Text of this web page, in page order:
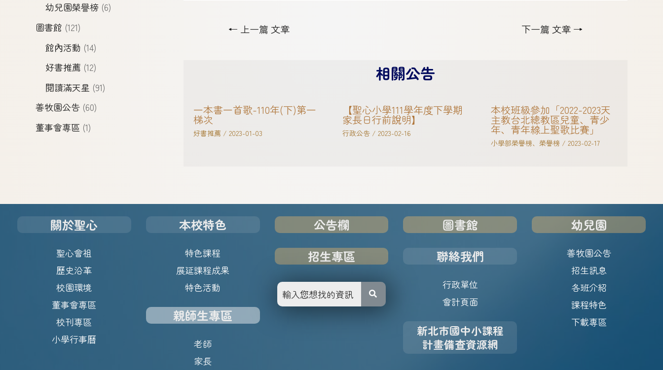
幼兒園榮譽榜 (6)
圖書館 (121)
館內活動 (14)
好書推薦 (12)
閱讀滿天星 (91)
善牧園公告 (60)
董事會專區 (1)
← 上一篇 文章 下一篇 文章 →
相關公告
一本書一首歌-110年(下)第一
梯次
好書推薦 / 2023-01-03
【聖心小學111學年度下學期
家長日行前說明】
行政公告/ 2023-02-16
本校班級參加「2022-2023天
主教台北總教區兒童、青少
年、青年線上聖歌比賽」
小學部榮譽榜、 榮譽榜 /2023-02-17
關於聖心
聖心會祖
歷史沿革
校園環境
董事會專區
校刊專區
小學行事曆
本校特色
特色課程
展延課程成果
特色活動
親師生專區
老師
家長
公告欄
招生專區
圖書館
聯絡我們
行政單位
會計頁面
新北市國中小課程
計畫備查資源網
幼兒園
善牧園公告
招生訊息
各班介紹
課程特色
下載專區